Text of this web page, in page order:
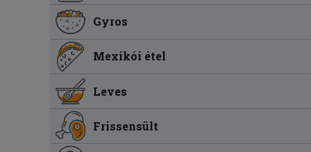
Gyros
Mexikói étel
Leves
Frissensült